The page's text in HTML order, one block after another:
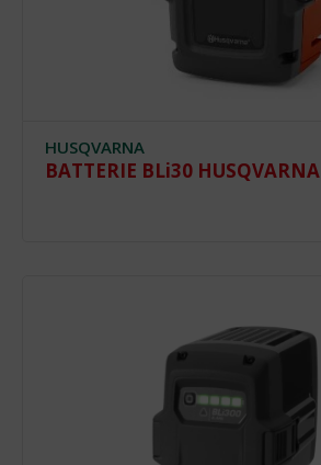
HUSQVARNA
BATTERIE BLi30 HUSQVARNA